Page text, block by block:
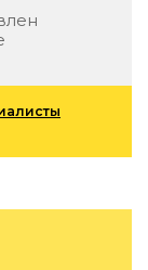
по вашему